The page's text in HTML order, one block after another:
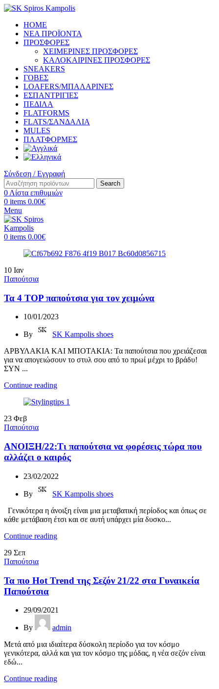
HOME
ΝΕΑ ΠΡΟΪΟΝΤΑ
ΠΡΟΣΦΟΡΕΣ
ΧΕΙΜΕΡΙΝΕΣ ΠΡΟΣΦΟΡΕΣ
ΚΑΛΟΚΑΙΡΙΝΕΣ ΠΡΟΣΦΟΡΕΣ
SNEAKERS
ΓΟΒΕΣ
LOAFERS/ΜΠΑΛΑΡΙΝΕΣ
ΕΣΠΑΝΤΡΙΓΙΕΣ
ΠΕΔΙΛΑ
FLATFORMS
FLATS/ΣΑΝΔΑΛΙΑ
MULES
ΠΛΑΤΦΟΡΜΕΣ
Σύνδεση / Εγγραφή
Search
0 Λίστα επιθυμιών
0 items 0.00€
Menu
0 items 0.00€
10 Ιαν
Παπούτσια
Τα 4 TOP παπούτσια για τον χειμώνα
10/01/2023
By
SK Kampolis shoes
ΑΡΒΥΛΑΚΙΑ ΚΑΙ ΜΠΟΤΑΚΙΑ: Τα παπούτσια που χρειάζεσαι
για να απογειώσουν το στυλ σου από το πρωί μέχρι το βράδυ!
ΣΥΝ ...
Continue reading
23 Φεβ
Παπούτσια
ΑΝΟΙΞΗ/22:Τι παπούτσια να φορέσεις τώρα που
αλλάζει ο καιρός
23/02/2022
By
SK Kampolis shoes
Γενικότερα η άνοιξη είναι μια μεταβατική περίοδος και όπως σε
κάθε μετάβαση έτσι και σε αυτή υπάρχει μία δυσκο...
Continue reading
29 Σεπ
Παπούτσια
Τα πιο Hot Trend της Σεζόν 21/22 στα Γυναικεία
Παπούτσια
29/09/2021
By
admin
Μετά από μια ιδιαίτερα δύσκολη περίοδο για τον κόσμο
γενικότερα, αλλά και για τον κόσμο της μόδας, η νέα σεζόν είναι
εδώ...
Continue reading